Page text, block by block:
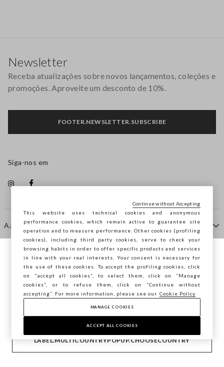
AJUDA
EMPRESA
CONTACTE-NOS
Newsletter
Receba atualizações sobre novos lançamentos, coleções e
promoções. Aproveite um desconto de 10%.
FOOTER.NEWSLETTER.SUBSCRIBE
Siga-nos em
Copyright © Ovs S.p.A. -
Está a navegar na STEFANEL Portugal,
deseja guardar a sua localização?
CONFIRMAR
LABEL.MULTICOUNTRYPOPUP.CHOOSECOUNTRY
footer.item.country Portugal
This website uses technical cookies and anonymous
performance cookies, which remain active to guarantee site
operation and to measure performance. Other cookies (profiling
cookies), including third party cookies, serve to check your
browsing habits in order to offer specific products and services
in line with your real interests. Your consent is necessary for
the use of these cookies. To accept the profiling cookies, click
on "accept all cookies”, to select them, click on “Manage
cookies”, or to refuse them, click on “Continue without
accepting”. For more information, please see our Cookie Policy
MANAGE COOKIES
ACCEPT ALL COOKIES
Continue without Accepting